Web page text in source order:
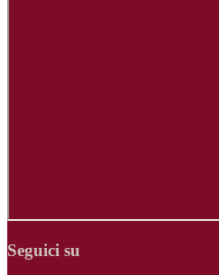
Seguici su